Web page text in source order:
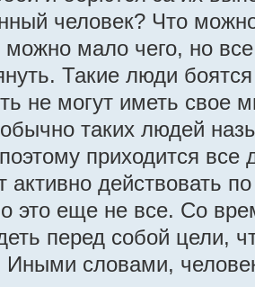
человек? Что
можно мало чего, но
Такие люди
не могут иметь свое
таких людей
приходится все
активно действовать
это еще не все. Со
перед собой цели,
словами,